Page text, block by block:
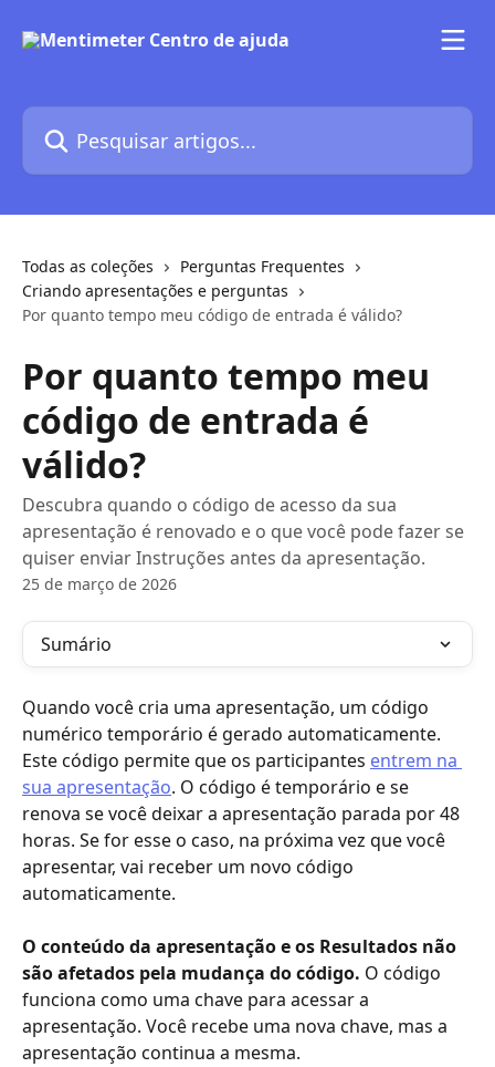
Pesquisar artigos...
Todas as coleções
Perguntas Frequentes
Criando apresentações e perguntas
Por quanto tempo meu código de entrada é válido?
Por quanto tempo meu
código de entrada é
válido?
Descubra quando o código de acesso da sua
apresentação é renovado e o que você pode fazer se
quiser enviar Instruções antes da apresentação.
25 de março de 2026
Sumário
Quando você cria uma apresentação, um código
numérico temporário é gerado automaticamente.
Este código permite que os participantes entrem na
sua apresentação. O código é temporário e se
renova se você deixar a apresentação parada por 48
horas. Se for esse o caso, na próxima vez que você
apresentar, vai receber um novo código
automaticamente.
O conteúdo da apresentação e os Resultados não
são afetados pela mudança do código. O código
funciona como uma chave para acessar a
apresentação. Você recebe uma nova chave, mas a
apresentação continua a mesma.